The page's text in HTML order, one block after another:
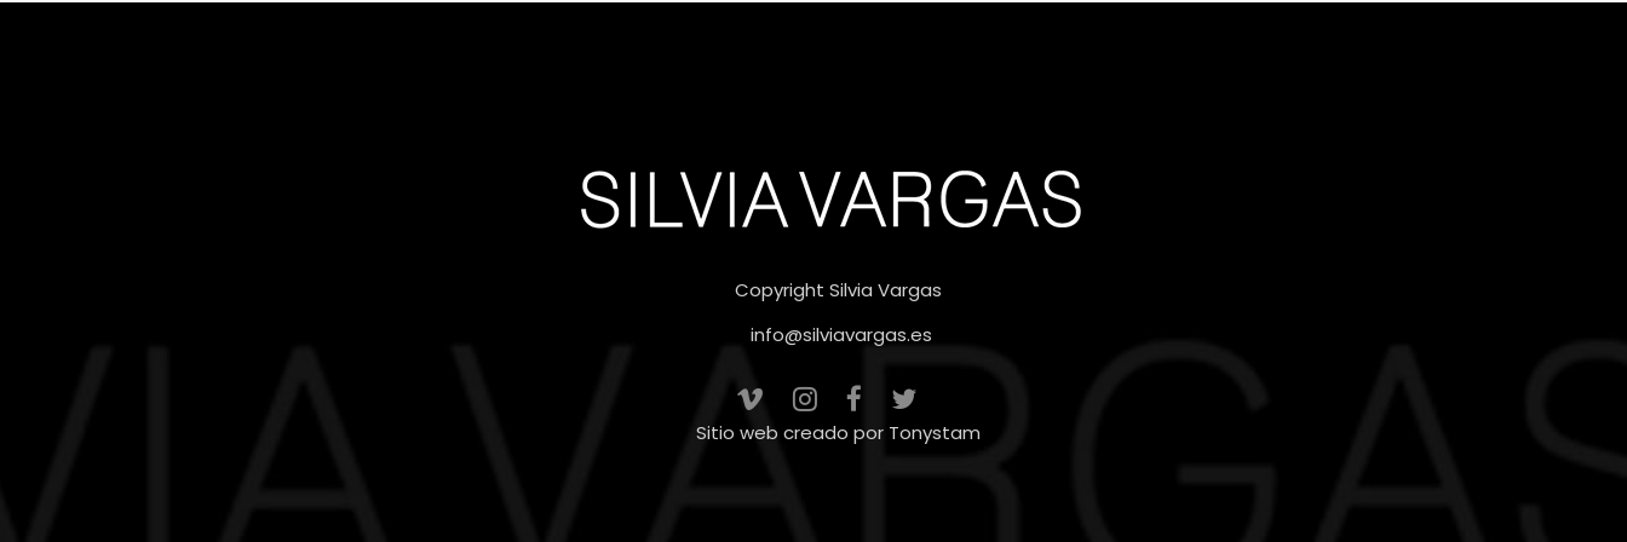
Copyright Silvia Vargas
info@silviavargas.es
Sitio web creado porTonystam